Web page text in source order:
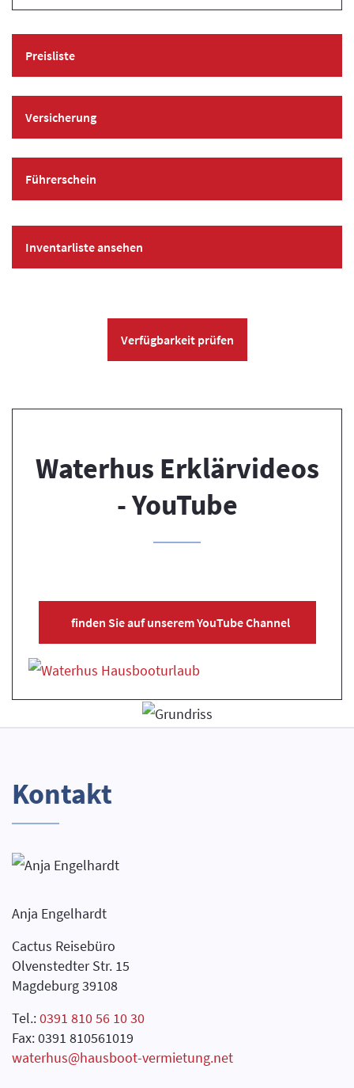
Preisliste
Versicherung
Führerschein
Inventarliste ansehen
Verfügbarkeit prüfen
Waterhus Erklärvideos
- YouTube
finden Sie auf unserem YouTube Channel
Kontakt
Anja Engelhardt
Cactus Reisebüro
Olvenstedter Str. 15
Magdeburg 39108
Tel.:0391 810 56 10 30
Fax: 0391 810561019
waterhus@hausboot-vermietung.net